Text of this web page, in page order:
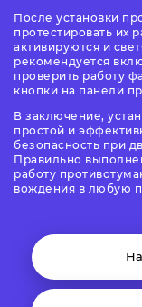
После установки
протестировать их
активируются и
рекомендуется
проверить работу
кнопки на панели
В заключение,
простой и
безопасность при
Правильно
работу
вождения в любую